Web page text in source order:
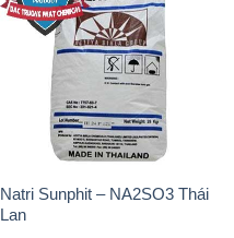
Natri Sunphit – NA2SO3 Thái
Lan